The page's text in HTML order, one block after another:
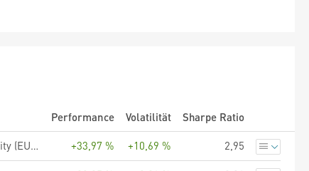
Performance Volatilität
Sharpe Ratio
UBS (Lux) Key Selection SICAV - European Equity Value Opportunity (EUR), Anteilsklasse Q-acc, EUR +33,97 % +10,69 % 2,95